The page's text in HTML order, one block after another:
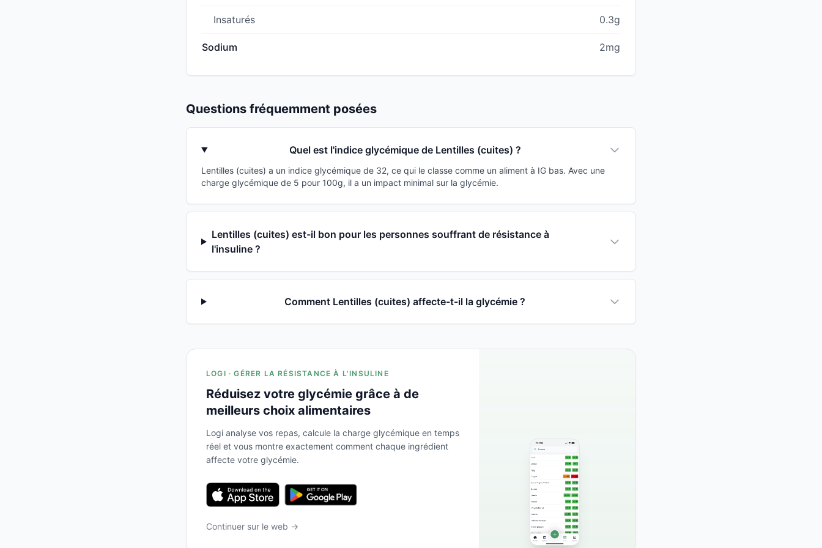
Insaturés 0.3g
Sodium 2mg
Questions fréquemment posées
Quel est l'indice glycémique de Lentilles (cuites) ?
Lentilles (cuites) a un indice glycémique de 32, ce qui le classe comme un aliment à IG bas. Avec une
charge glycémique de 5 pour 100g, il a un impact minimal sur la glycémie.
Lentilles (cuites) est-il bon pour les personnes souffrant de résistance à
l'insuline ?
Comment Lentilles (cuites) affecte-t-il la glycémie ?
LOGI · GÉRER LA RÉSISTANCE À L'INSULINE
Réduisez votre glycémie grâce à de
meilleurs choix alimentaires
Logi analyse vos repas, calcule la charge glycémique en temps
réel et vous montre exactement comment chaque ingrédient
affecte votre glycémie.
Continuer sur le web →